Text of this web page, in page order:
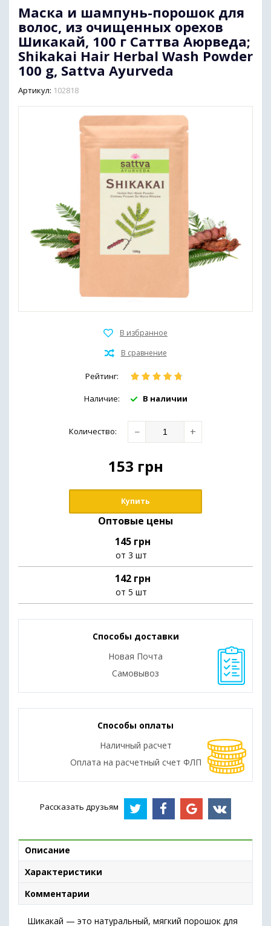
Маска и шампунь-порошок для
волос, из очищенных орехов
Шикакай, 100 г Саттва Аюрведа;
Shikakai Hair Herbal Wash Powder
100 g, Sattva Ayurveda
Артикул: 102818
Рейтинг:
Наличие: В наличии
Количество: − +
153 грн
Купить
Оптовые цены
145 грн
от 3 шт
142 грн
от 5 шт
Способы доставки
Новая Почта
Самовывоз
Способы оплаты
Наличный расчет
Оплата на расчетный счет ФЛП
Рассказать друзьям
Описание
Характеристики
Комментарии
Шикакай — это натуральный, мягкий порошок для
Диабетические Препараты
Опорно-двигательная система
- респираторные вирусные инфекции)
Здоровье женщины
Препараты для волос
Почки и мочеполовая система
Сердечно-сосудистая система
Препараты для печени
Обезболивающие средства
Кокосовое масло